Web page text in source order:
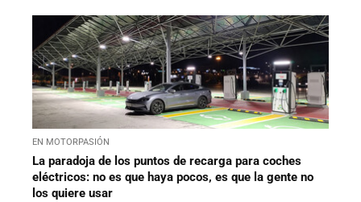
EN MOTORPASIÓN
La paradoja de los puntos de recarga para coches
eléctricos: no es que haya pocos, es que la gente no
los quiere usar